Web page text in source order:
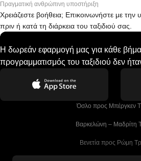
Πραγματική ανθρώπινη υποστήριξη
Χρειάζεστε βοήθεια; Επικοινωνήστε με
πριν ή κατά τη διάρκεια του ταξιδιού σας.
Η δωρεάν εφαρμογή μας για κάθε
προγραμματισμός του ταξιδιού δεν
Όσλο προς Μπέργκεν
Βαρκελώνη – Μαδρίτη
Βενετία προς Ρώμη